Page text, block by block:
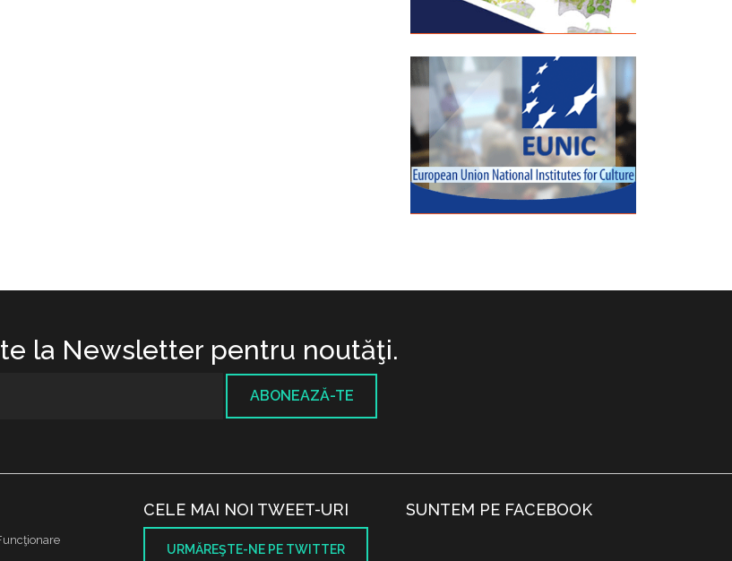
la Newsletter pentru noutăţi.
ABONEAZĂ-TE
CELE MAI NOI TWEET-URI
URMĂREŞTE-NE PE TWITTER
SUNTEM PE FACEBOOK